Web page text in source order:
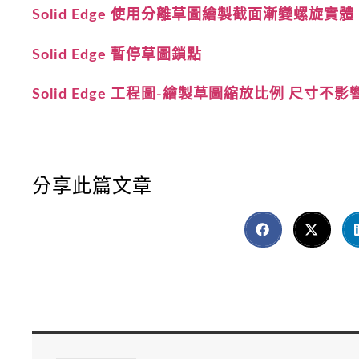
Solid Edge 使用分離草圖繪製截面漸變螺旋實體
Solid Edge 暫停草圖鎖點
Solid Edge 工程圖-繪製草圖縮放比例 尺寸不影
分享此篇文章